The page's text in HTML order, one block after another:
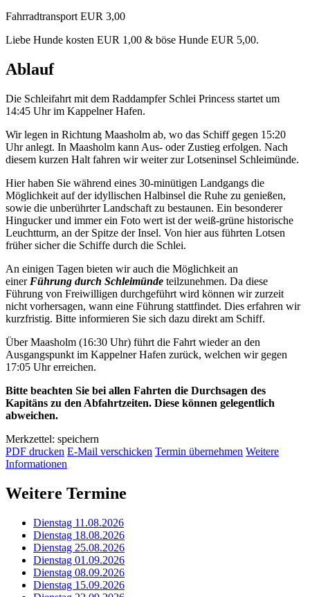
Fahrradtransport EUR 3,00
Liebe Hunde kosten EUR 1,00 & böse Hunde EUR 5,00.
Ablauf
Die Schleifahrt mit dem Raddampfer Schlei Princess startet um
14:45 Uhr im Kappelner Hafen.
Wir legen in Richtung Maasholm ab, wo das Schiff gegen 15:20
Uhr anlegt. In Maasholm kann Aus- oder Zustieg erfolgen. Nach
diesem kurzen Halt fahren wir weiter zur Lotseninsel Schleimünde.
Hier haben Sie während eines 30-minütigen Landgangs die
Möglichkeit auf der idyllischen Halbinsel die Ruhe zu genießen,
sowie die unberührter Landschaft zu bestaunen. Ein besonderer
Hingucker und immer ein Foto wert ist der weiß-grüne historische
Leuchtturm, an der Spitze der Insel. Von hier aus führten Lotsen
früher sicher die Schiffe durch die Schlei.
An einigen Tagen bieten wir auch die Möglichkeit an
einer Führung durch Schleimünde teilzunehmen. Da diese
Führung von Freiwilligen durchgeführt wird können wir zurzeit
nicht vorhersagen, wann eine Führung stattfindet. Dies erfahren wir
kurzfristig. Bitte informieren Sie sich dazu direkt am Schiff.
Über Maasholm (16:30 Uhr) führt die Fahrt wieder an den
Ausgangspunkt im Kappelner Hafen zurück, welchen wir gegen
17:05 Uhr erreichen.
Bitte beachten Sie bei allen Fahrten die Durchsagen des
Kapitäns zu den Abfahrtzeiten. Diese können gelegentlich
abweichen.
Merkzettel: speichern
PDF drucken E-Mail verschicken Termin übernehmen Weitere
Informationen
Weitere Termine
Dienstag 11.08.2026
Dienstag 18.08.2026
Dienstag 25.08.2026
Dienstag 01.09.2026
Dienstag 08.09.2026
Dienstag 15.09.2026